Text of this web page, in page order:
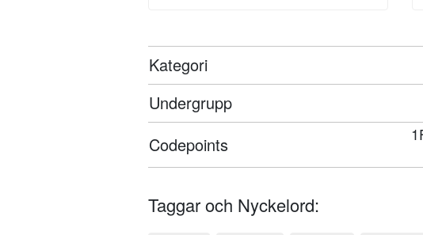
Kategori
Undergrupp
Codepoints
Taggar och Nyckelord: